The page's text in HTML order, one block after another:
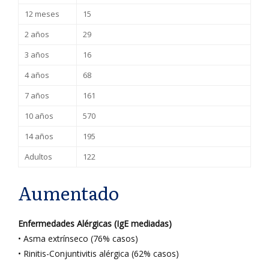
12 meses
15
2 años
29
3 años
16
4 años
68
7 años
161
10 años
570
14 años
195
Adultos
122
Aumentado
Enfermedades Alérgicas (IgE mediadas)
• Asma extrínseco (76% casos)
• Rinitis-Conjuntivitis alérgica (62% casos)